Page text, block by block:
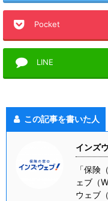
Pocket
LINE
この記事を書いた人
インズ
「保険
ェブ（
ウェブ